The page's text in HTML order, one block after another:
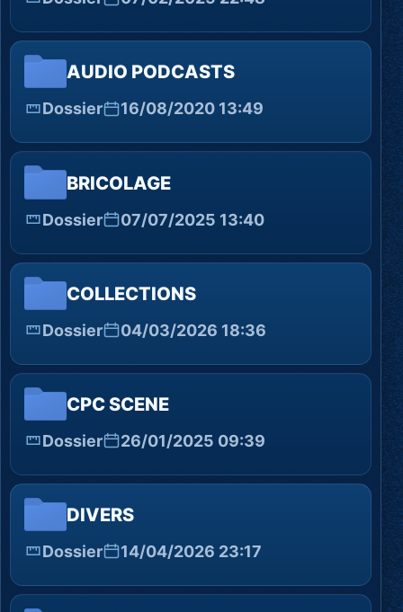
AUDIO PODCASTS
Dossier 16/08/2020 13:49
BRICOLAGE
Dossier 07/07/2025 13:40
COLLECTIONS
Dossier 04/03/2026 18:36
CPC SCENE
Dossier 26/01/2025 09:39
DIVERS
Dossier 14/04/2026 23:17